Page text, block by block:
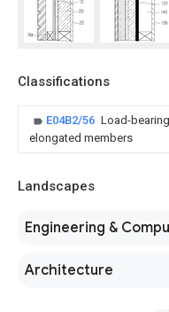
Classifications
E04B2/56 Load-
elongated members
Landscapes
Engineering &
Architecture